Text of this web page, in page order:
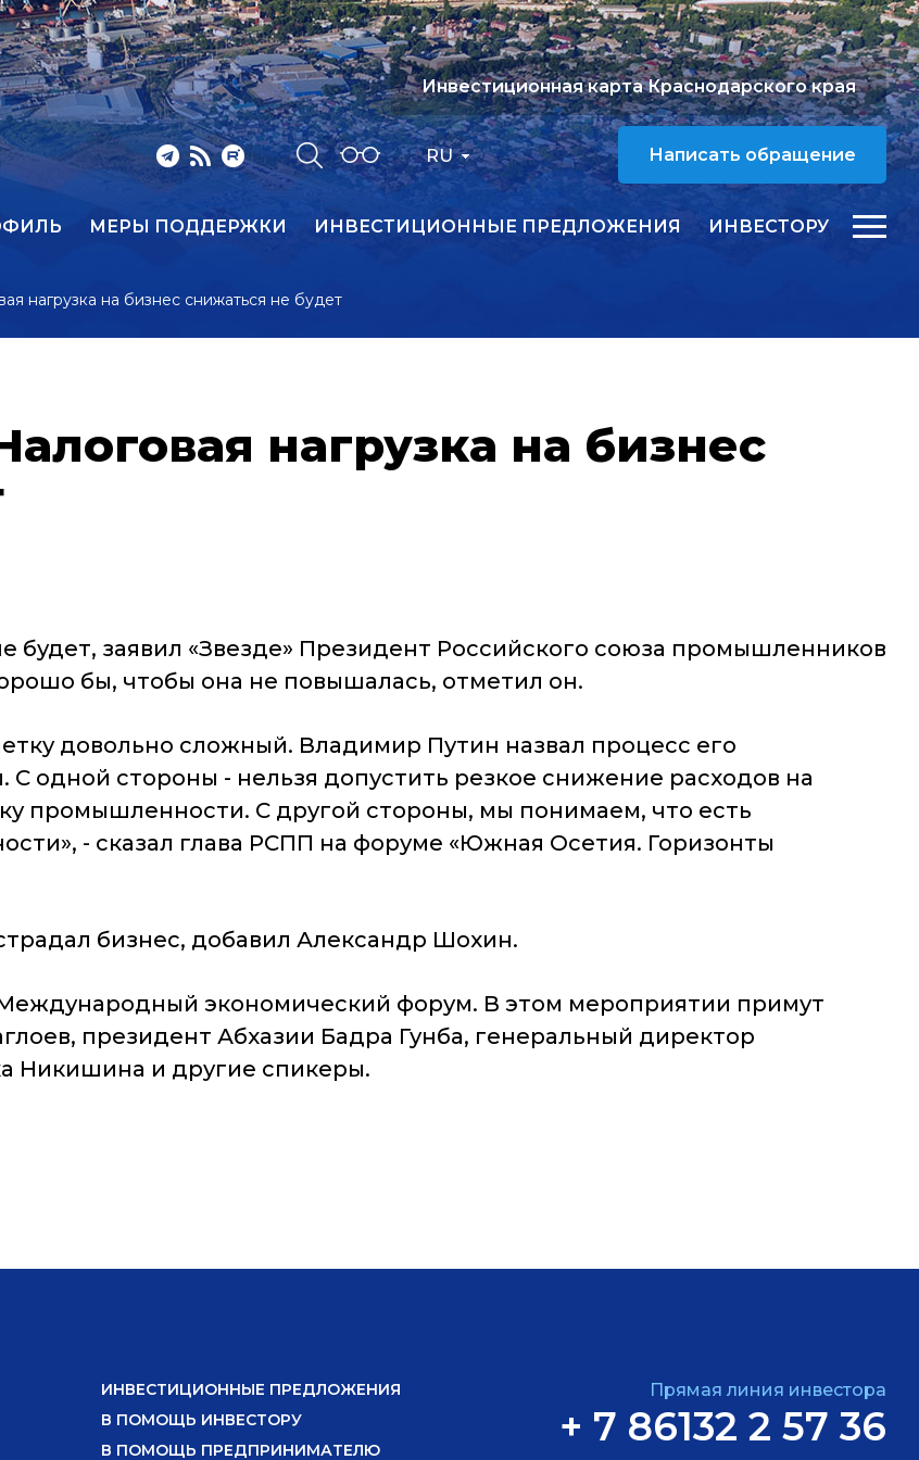
RU
Инвестиционная карта Краснодарского края
Написать обращение
МЕРЫ ПОДДЕРЖКИ ИНВЕСТИЦИОННЫЕ ПРЕДЛОЖЕНИЯ ИНВЕСТОРУ
нагрузка на бизнес снижаться не будет
нагрузка на бизнес
будет, заявил «Звезде» Президент Российского союза промышленников
бы, чтобы она не повышалась, отметил он.
довольно сложный. Владимир Путин назвал процесс его
одной стороны - нельзя допустить резкое снижение расходов на
промышленности. С другой стороны, мы понимаем, что есть
- сказал глава РСПП на форуме «Южная Осетия. Горизонты
бизнес, добавил Александр Шохин.
Международный экономический форум. В этом мероприятии примут
президент Абхазии Бадра Гунба, генеральный директор
Никишина и другие спикеры.
ИНВЕСТИЦИОННЫЕ ПРЕДЛОЖЕНИЯ
В ПОМОЩЬ ИНВЕСТОРУ
В ПОМОЩЬ ПРЕДПРИНИМАТЕЛЮ
Прямая линия инвестора
+ 7 86132 2 57 36